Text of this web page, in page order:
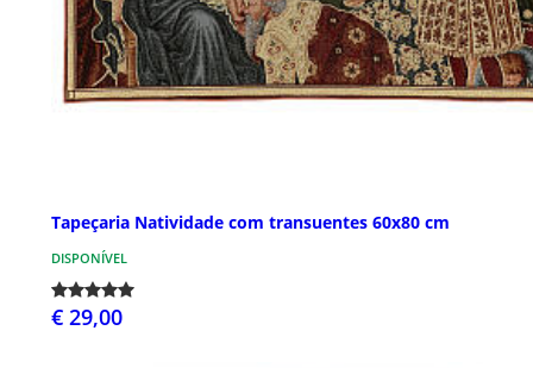
Tapeçaria Natividade com transuentes 60x80 cm
DISPONÍVEL
€ 29,00